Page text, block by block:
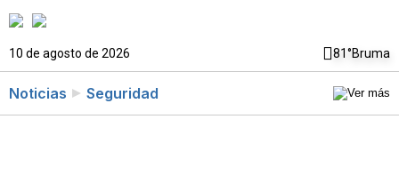
10 de agosto de 2026 81°Bruma
Noticias Seguridad